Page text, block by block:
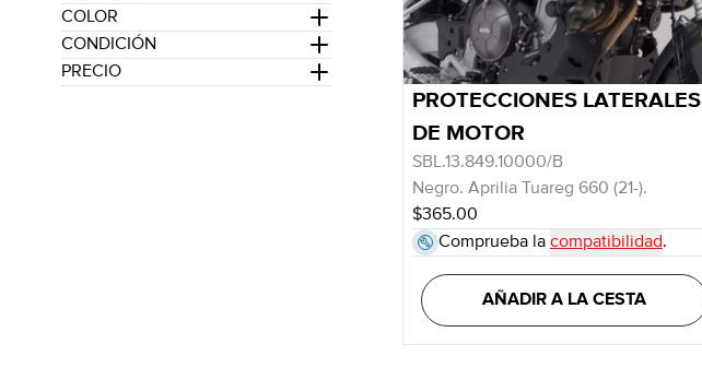
COLOR
CONDICIÓN
PRECIO
PROTECCIONES LATERALES
DE MOTOR
SBL.13.849.10000/B
Negro. Aprilia Tuareg 660 (21-).
$365.00
Comprueba la compatibilidad.
AÑADIR A LA CESTA